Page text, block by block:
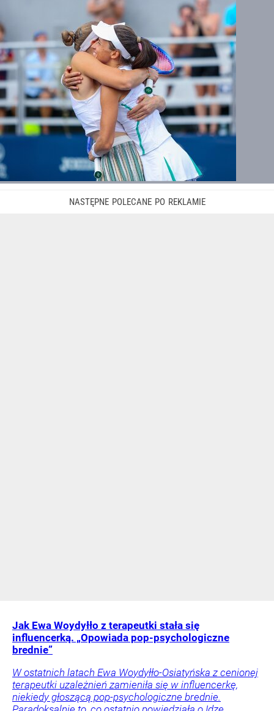
Jak Ewa Woydyłło z terapeutki stała się
influencerką. „Opowiada pop-psychologiczne
brednie”
W ostatnich latach Ewa Woydyłło-Osiatyńska z cenionej
terapeutki uzależnień zamieniła się w influencerkę,
niekiedy głoszącą pop-psychologiczne brednie.